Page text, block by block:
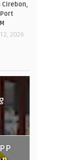
Cirebon,
12, 2026